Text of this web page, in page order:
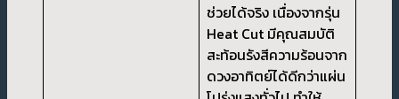
ช่วยได้จริง เนื่องจากรุ่น
Heat Cut มีคุณสมบัติ
สะท้อนรังสีความร้อนจาก
ดวงอาทิตย์ได้ดีกว่าแผ่น